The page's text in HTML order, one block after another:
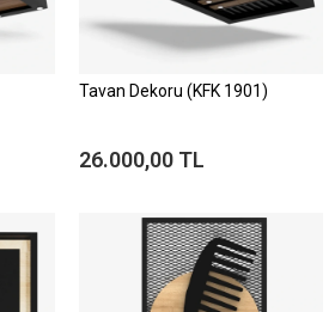
Tavan Dekoru (KFK 1901)
26.000,00 TL